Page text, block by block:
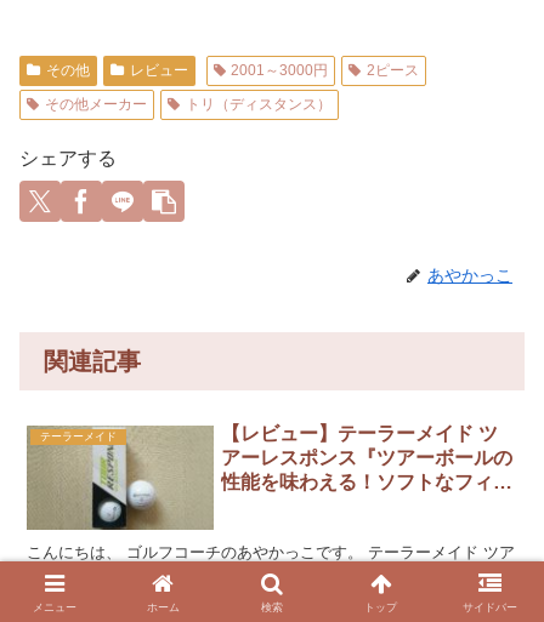
その他 レビュー 2001～3000円
2ピース
その他メーカー
トリ（ディスタンス）
シェアする
あやかっこ
関連記事
テーラーメイド
【レビュー】テーラーメイド ツ
アーレスポンス『ツアーボールの
性能を味わえる！ソフトなフィー
こんにちは、 ゴルフコーチのあやかっこです。 テーラーメイド ツア
ーレスポンスって、 「どんなボールなの？」 「性能は？」 「どんな
人におすすめ？」 「値段は？」 そんな疑問に、お答えします！ レビ
ューを読んでくださいね。 『テーラーメイド...
メニュー ホーム 検索 トップ サイドバー